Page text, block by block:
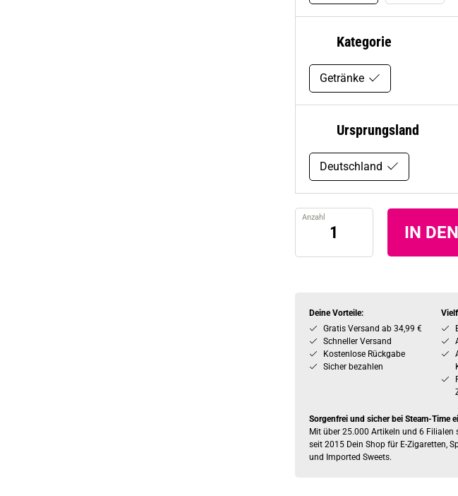
Kategorie
Getränke
Ursprungsland
Deutschland
Anzahl
IN
Deine Vorteile:
Gratis Versand ab 34,99 €
Schneller Versand
Kostenlose Rückgabe
Sicher bezahlen
Sorgenfrei und sicher bei Steam-Time
Mit über 25.000 Artikeln und 6 Filialen
seit 2015 Dein Shop für E-Zigaretten,
und Imported Sweets.